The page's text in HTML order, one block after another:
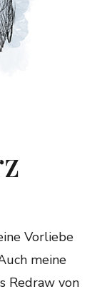
Vorliebe
meine
Redraw von